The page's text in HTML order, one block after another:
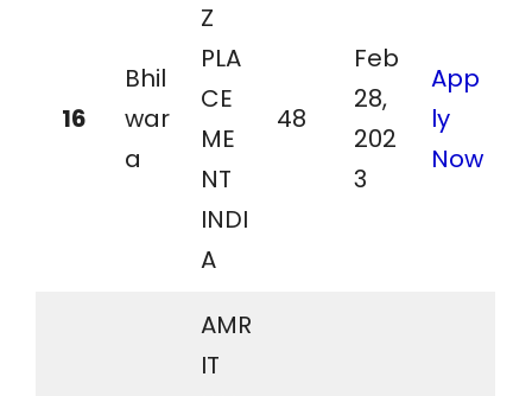
16
Bhil
war
a
Z
PLA
CE
ME
NT
INDI
A
48
Feb
28,
202
3
App
ly
Now
AMR
IT